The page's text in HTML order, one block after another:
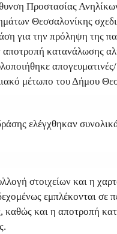
Προστασίας
Θεσσαλονίκης
για την πρόληψη της
αποτροπή κατανάλωσης
μέτωπο του Δήμου
ελέγχθηκαν
στοιχείων και η
εμπλέκονται σε
καθώς και η αποτροπή